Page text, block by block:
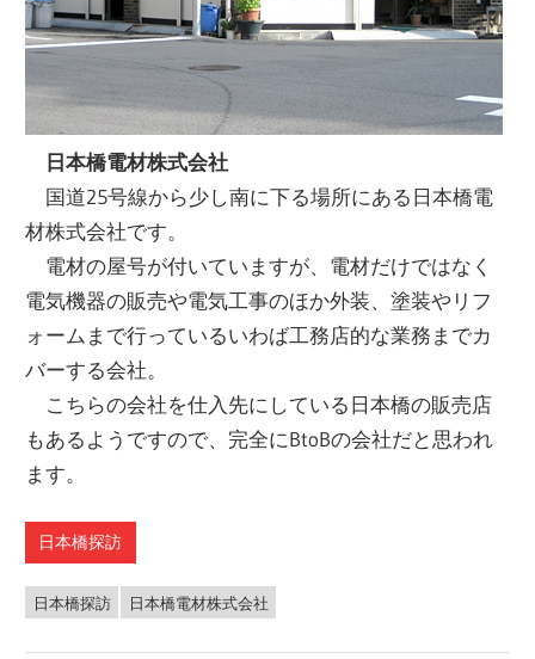
日本橋電材株式会社
国道25号線から少し南に下る場所にある日本橋電
材株式会社です。
電材の屋号が付いていますが、電材だけではなく
電気機器の販売や電気工事のほか外装、塗装やリフ
ォームまで行っているいわば工務店的な業務までカ
バーする会社。
こちらの会社を仕入先にしている日本橋の販売店
もあるようですので、完全にBtoBの会社だと思われ
ます。
日本橋探訪
日本橋探訪 日本橋電材株式会社